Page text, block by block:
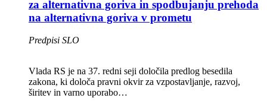
za alternativna goriva in spodbujanju prehoda
na alternativna goriva v prometu
Predpisi SLO
Vlada RS je na 37. redni seji določila predlog besedila
zakona, ki določa pravni okvir za vzpostavljanje, razvoj,
širitev in varno uporabo…